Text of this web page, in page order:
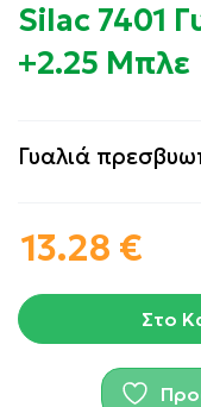
Silac 7401
+2.25 Μπλε
Γυαλιά
13.28 €
Στο